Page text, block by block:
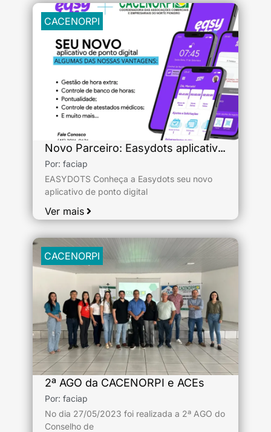
CACENORPI
Novo Parceiro: Easydots aplicativo para ponto digital
Por: faciap
EASYDOTS Conheça a Easydots seu novo
aplicativo de ponto digital
Ver mais
CACENORPI
2ª AGO da CACENORPI e ACEs
Por: faciap
No dia 27/05/2023 foi realizada a 2ª AGO do
Conselho de